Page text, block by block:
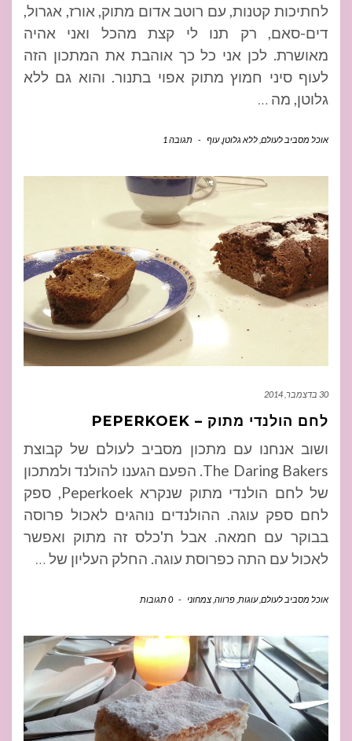
לחתיכות קטנות, עם רוטב אדום מתוק, אורז, אגרול,
דים-סאם, רק תנו לי קצת מהכל ואני אהיה
מאושרת. לכן אני כל כך אוהבת את המתכון הזה
לעוף סיני חמוץ מתוק אפוי בתנור. והוא גם ללא
גלוטן, מה …
אוכל מסביב לעולם ללא גלוטן ,עוף - תגובה 1
30 בדצמבר, 2014
לחם הולנדי מתוק – PEPERKOEK
ושוב אנחנו עם מתכון מסביב לעולם של קבוצת
The Daring Bakers. הפעם הגענו להולנד ולמתכון
של לחם הולנדי מתוק שנקרא Peperkoek, ספק
לחם ספק עוגה. ההולנדים נוהגים לאכול פרוסה
בבוקר עם חמאה. אבל ת'כלס זה מתוק ואפשר
לאכול עם התה כפרוסת עוגה. החלק העליון של …
אוכל מסביב לעולם ,עוגות פרווה צמחוני - 0 תגובות